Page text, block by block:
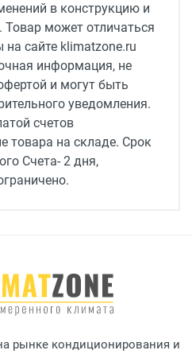
в конструкцию и
может отличаться
сайте klimatzone.ru
информация, не
и могут быть
уведомления.
счетов
товара на складе. Срок
Счета- 2 дня,
рынке кондиционирования и